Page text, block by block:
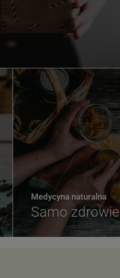
Medycyna naturalna
Samo zdrowie